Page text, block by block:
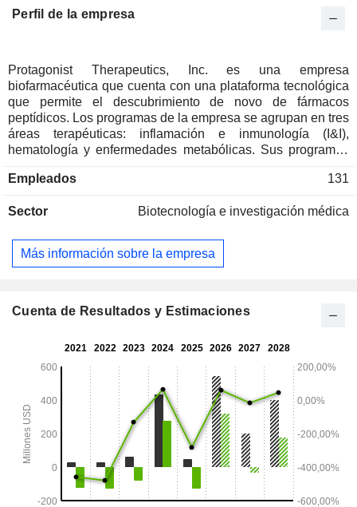
Perfil de la empresa
Protagonist Therapeutics, Inc. es una empresa
biofarmacéutica que cuenta con una plataforma tecnológica
que permite el descubrimiento de novo de fármacos
peptídicos. Los programas de la empresa se agrupan en tres
áreas terapéuticas: inflamación e inmunología (I&I),
hematología y enfermedades metabólicas. Sus programas
biológica y comercialmente, entre las que se incluyen el
agonista triple para la obesidad PN-477, el péptido agonista
hepcidina de molécula pequeña oral PN-8047, y los
programas de IL-4 y amilina. El ICOTYDE (icotrokinra) se
años o más que pesen al menos 40 kg y sean candidatos a
inyectable en fase de investigación de la hormona natural
vera (PV), un trastorno sanguíneo poco frecuente.
Empleados 131
Sector Biotecnología e investigación médica
Más información sobre la empresa
Cuenta de Resultados y Estimaciones